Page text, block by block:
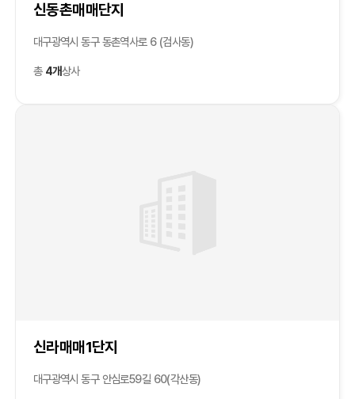
신동촌매매단지
대구광역시 동구 동촌역사로 6 (검사동)
총 4개상사
신라매매1단지
대구광역시 동구 안심로59길 60(각산동)